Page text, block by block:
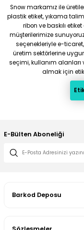
Snow markamız ile
plastik etiket, yıkama
ribon ve baskılı
müşterilerimize
seçenekleriyle e-ticaret,
üretim sektörlerine
seçimi, kullanım
almak için
E-Bülten Aboneliği
Barkod Deposu